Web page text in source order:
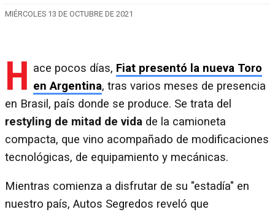
MIÉRCOLES 13 DE OCTUBRE DE 2021
H ace pocos días, Fiat presentó la nueva Toro
en Argentina, tras varios meses de presencia
en Brasil, país donde se produce. Se trata del
restyling de mitad de vida de la camioneta
compacta, que vino acompañado de modificaciones
tecnológicas, de equipamiento y mecánicas.
Mientras comienza a disfrutar de su "estadía" en
nuestro país, Autos Segredos reveló que